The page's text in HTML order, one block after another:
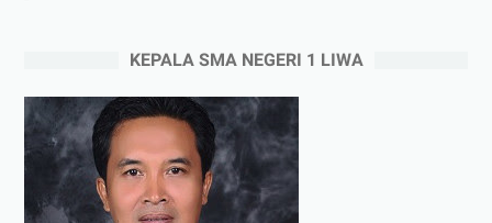
KEPALA SMA NEGERI 1 LIWA